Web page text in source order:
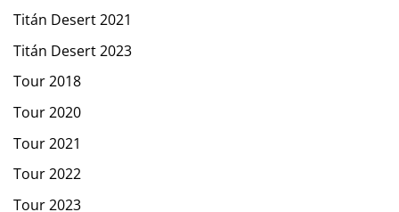
Titán Desert 2021
Titán Desert 2023
Tour 2018
Tour 2020
Tour 2021
Tour 2022
Tour 2023